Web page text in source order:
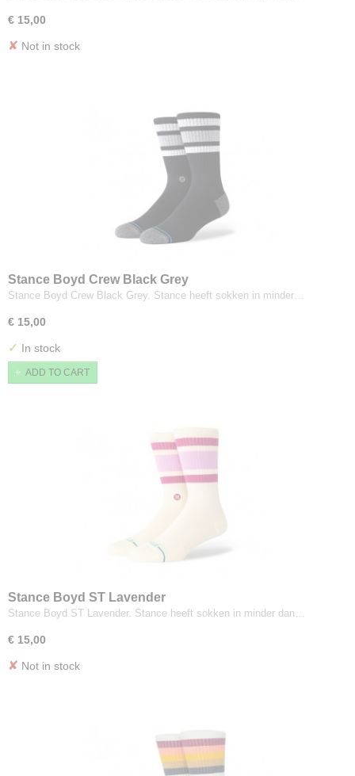
€ 15,00
✘ Not in stock
Stance Boyd Crew Black Grey
Stance Boyd Crew Black Grey. Stance heeft sokken in minder…
€ 15,00
✓ In stock
ADD TO CART
Stance Boyd ST Lavender
Stance Boyd ST Lavender. Stance heeft sokken in minder dan…
€ 15,00
✘ Not in stock